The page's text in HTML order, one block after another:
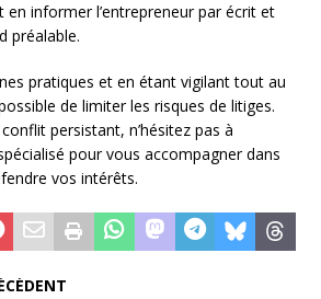
informer l’entrepreneur par écrit et
préalable.
pratiques et en étant vigilant tout au
de limiter les risques de litiges.
persistant, n’hésitez pas à
pour vous accompagner dans
vos intérêts.